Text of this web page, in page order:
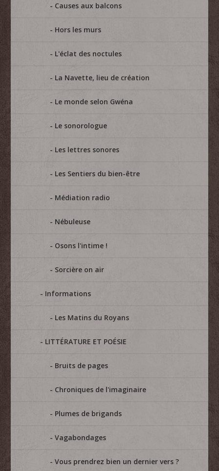
Causes aux balcons
Hors les murs
L'éclat des noctules
La Navette, lieu de création
Le monde selon Gwéna
Le sonorologue
Les lettres sonores
Les Sentiers du bien-être
Médiation radio
Nébuleuse
Osons l'intime !
Sorcière on air
Informations
Les Matins du Royans
LITTÉRATURE ET POÉSIE
Bruits de pages
Chroniques de l'imaginaire
Plumes de brigands
Vagabondages
Vous prendrez bien un dernier vers ?